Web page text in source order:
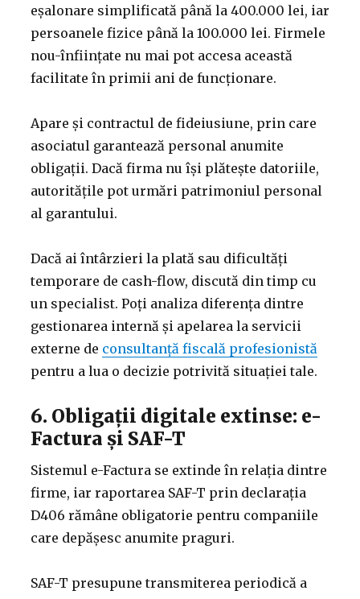
eșalonare simplificată până la 400.000 lei, iar
persoanele fizice până la 100.000 lei. Firmele
nou-înființate nu mai pot accesa această
facilitate în primii ani de funcționare.
Apare și contractul de fideiusiune, prin care
asociatul garantează personal anumite
obligații. Dacă firma nu își plătește datoriile,
autoritățile pot urmări patrimoniul personal
al garantului.
Dacă ai întârzieri la plată sau dificultăți
temporare de cash-flow, discută din timp cu
un specialist. Poți analiza diferența dintre
gestionarea internă și apelarea la servicii
externe de consultanță fiscală profesionistă
pentru a lua o decizie potrivită situației tale.
6. Obligații digitale extinse: e-
Factura și SAF-T
Sistemul e-Factura se extinde în relația dintre
firme, iar raportarea SAF-T prin declarația
D406 rămâne obligatorie pentru companiile
care depășesc anumite praguri.
SAF-T presupune transmiterea periodică a